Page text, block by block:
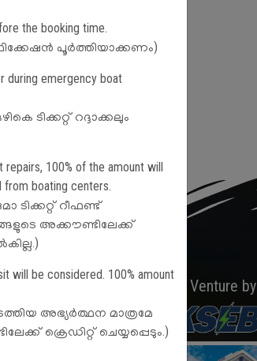
the booking time.
പൂർത്തിയാക്കണം)
during emergency boat
ടിക്കറ്റ് റദ്ദാക്കലും
100% of the amount will
from boating centers.
ടിക്കറ്റ് റീഫണ്ട്
അക്കൗണ്ടിലേക്ക്
will be considered. 100% amount
അഭ്യർത്ഥന മാത്രമേ
ക്രെഡിറ്റ് ചെയ്യപ്പെടും.)
A Venture by